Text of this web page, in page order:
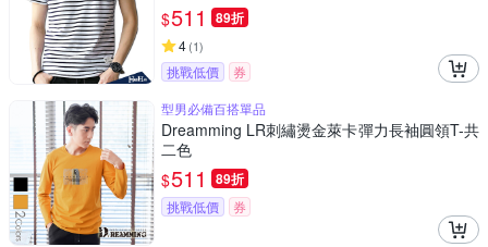
$511 89折
4(1)
挑戰低價
券
型男必備百搭單品
Dreamming LR刺繡燙金萊卡彈力長袖圓領T-共
二色
$511 89折
挑戰低價 券